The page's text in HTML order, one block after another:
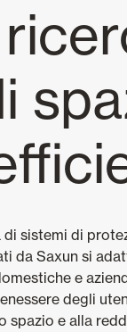
di sistemi di
da Saxun si
e
degli
spazio e alla